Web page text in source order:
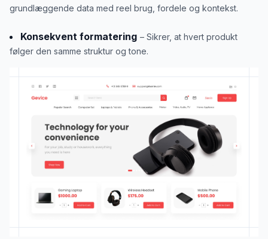
grundlæggende data med reel brug, fordele og kontekst.
Konsekvent formatering – Sikrer, at hvert produkt
følger den samme struktur og tone.